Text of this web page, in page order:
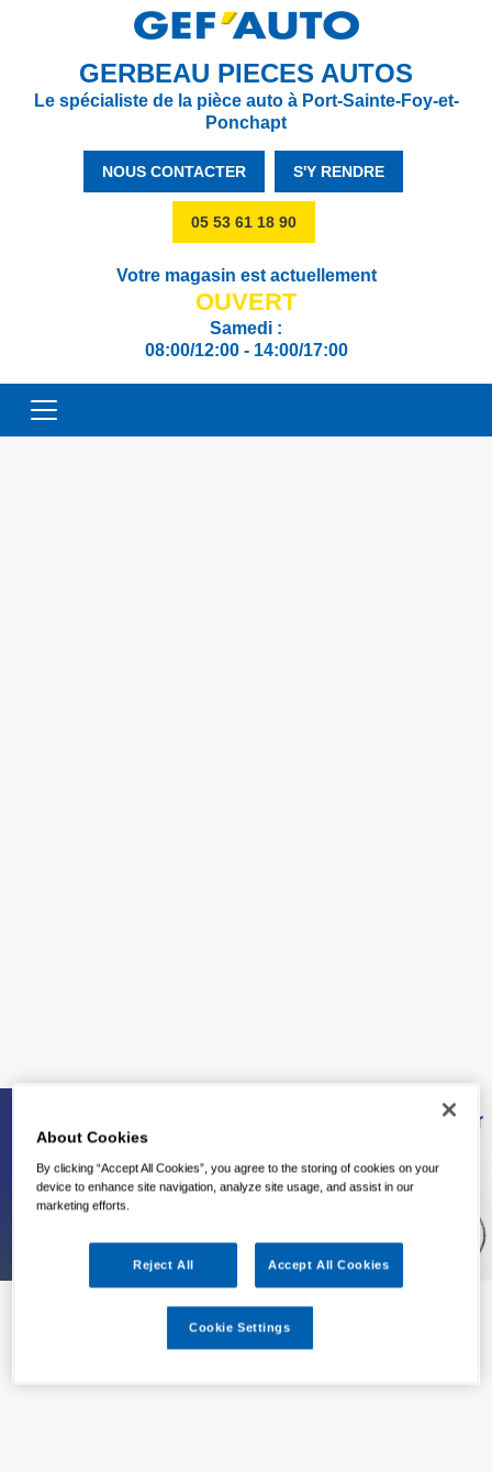
GERBEAU PIECES AUTOS
Le spécialiste de la pièce auto à Port-Sainte-Foy-et-
Ponchapt
NOUS CONTACTER S'Y RENDRE
05 53 61 18 90
Votre magasin est actuellement
OUVERT
Samedi :
08:00/12:00 - 14:00/17:00
About Cookies
By clicking “Accept All Cookies”, you agree to the storing of cookies on your
device to enhance site navigation, analyze site usage, and assist in our
marketing efforts.
Reject All Accept All Cookies
Cookie Settings